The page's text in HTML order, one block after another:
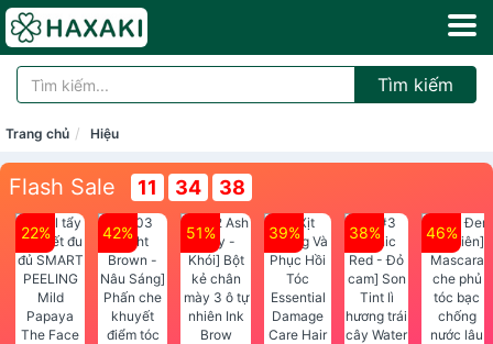
Tìm kiếm
Trang chủ Hiệu
Flash Sale 11 34 38
22% 42% 51% 39% 38% 46%